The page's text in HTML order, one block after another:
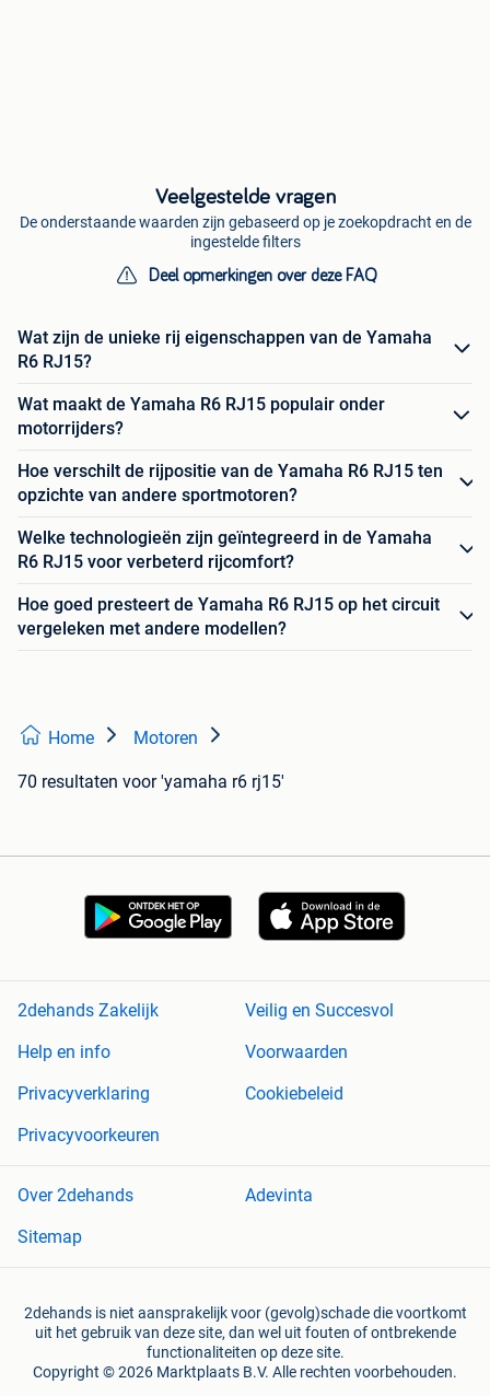
Veelgestelde vragen
De onderstaande waarden zijn gebaseerd op je zoekopdracht en de
ingestelde filters
Deel opmerkingen over deze FAQ
Wat zijn de unieke rij eigenschappen van de Yamaha
R6 RJ15?
Wat maakt de Yamaha R6 RJ15 populair onder
motorrijders?
Hoe verschilt de rijpositie van de Yamaha R6 RJ15 ten
opzichte van andere sportmotoren?
Welke technologieën zijn geïntegreerd in de Yamaha
R6 RJ15 voor verbeterd rijcomfort?
Hoe goed presteert de Yamaha R6 RJ15 op het circuit
vergeleken met andere modellen?
Home Motoren
70 resultaten voor 'yamaha r6 rj15'
2dehands Zakelijk
Veilig en Succesvol
Help en info
Voorwaarden
Privacyverklaring
Cookiebeleid
Privacyvoorkeuren
Over 2dehands
Adevinta
Sitemap
2dehands is niet aansprakelijk voor (gevolg)schade die voortkomt
uit het gebruik van deze site, dan wel uit fouten of ontbrekende
functionaliteiten op deze site.
Copyright © 2026 Marktplaats B.V. Alle rechten voorbehouden.